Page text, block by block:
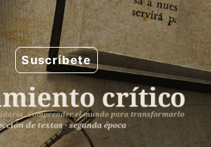
Suscríbete